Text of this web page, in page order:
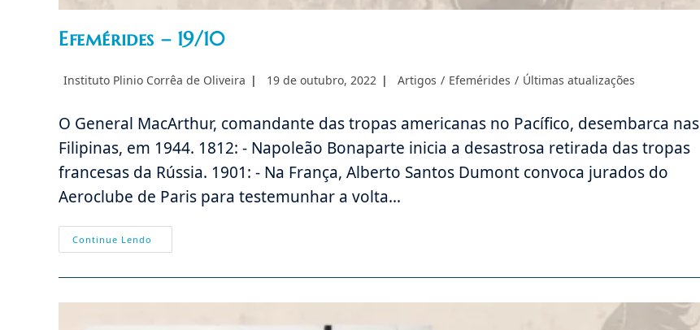
Efemérides – 19/10
Autor
Instituto Plinio Corrêa de Oliveira
Post
19 de outubro, 2022
Categoria
Artigos / Efemérides / Últimas atualizações
O General MacArthur, comandante das tropas americanas no Pacífico, desembarca nas
Filipinas, em 1944. 1812: - Napoleão Bonaparte inicia a desastrosa retirada das tropas
francesas da Rússia. 1901: - Na França, Alberto Santos Dumont convoca jurados do
Aeroclube de Paris para testemunhar a volta…
Continue Lendo
–